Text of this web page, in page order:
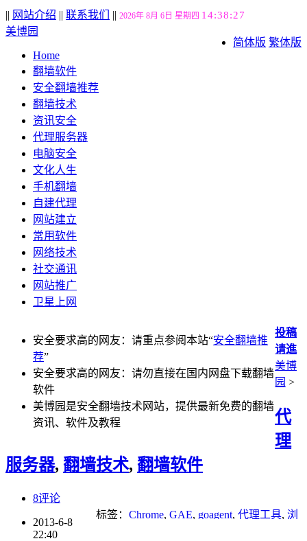
|| 网站介绍 || 联系我们 || 2026年 8月 6日 星期四 14:38:28
简体版 繁体版
美博园
Home
翻墙软件
安全翻墙推荐
翻墙技术
资讯安全
代理服务器
电脑安全
文化人生
手机翻墙
自建代理
网站建立
常用软件
网络技术
社交通讯
网站推广
卫星上网
安全要求高的网友：请重点参阅本站“安全翻墙推
荐”
安全要求高的网友：请勿直接在国内网盘下载翻墙
软件
美博园是安全翻墙技术网站，提供最新免费的翻墙
资讯、软件及教程
投稿
请進
美博
园 >
代
理
服务器, 翻墙技术, 翻墙软件
8评论
标签： Chrome, GAE, goagent, 代理工具, 浏
2013-6-8
22:40